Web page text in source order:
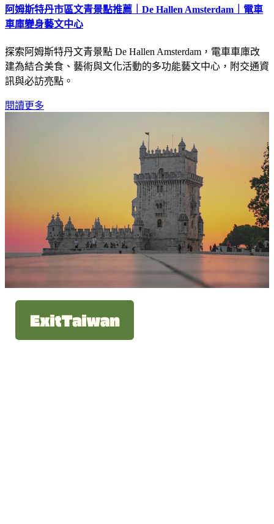
阿姆斯特丹市區文青景點推薦｜De Hallen Amsterdam｜電車
車庫變身藝文中心
探索阿姆斯特丹文青景點 De Hallen Amsterdam，電車車庫改
建為結合美食、藝術與文化活動的多功能藝文中心，附交通資
訊與必訪亮點。
閱讀更多